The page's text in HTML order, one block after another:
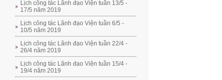
Lịch công tác Lãnh đạo Viện tuần 13/5 -
17/5 năm 2019
Lịch công tác Lãnh đạo Viện tuần 6/5 -
10/5 năm 2019
Lịch công tác Lãnh đạo Viện tuần 22/4 -
26/4 năm 2019
Lịch công tác Lãnh đạo Viện tuần 15/4 -
19/4 năm 2019